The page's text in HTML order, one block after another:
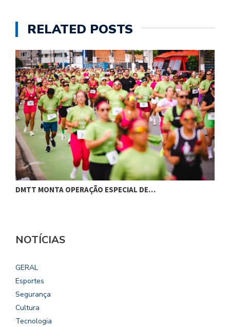
RELATED POSTS
DMTT MONTA OPERAÇÃO ESPECIAL DE…
NOTÍCIAS
GERAL
Esportes
Segurança
Cultura
Tecnologia